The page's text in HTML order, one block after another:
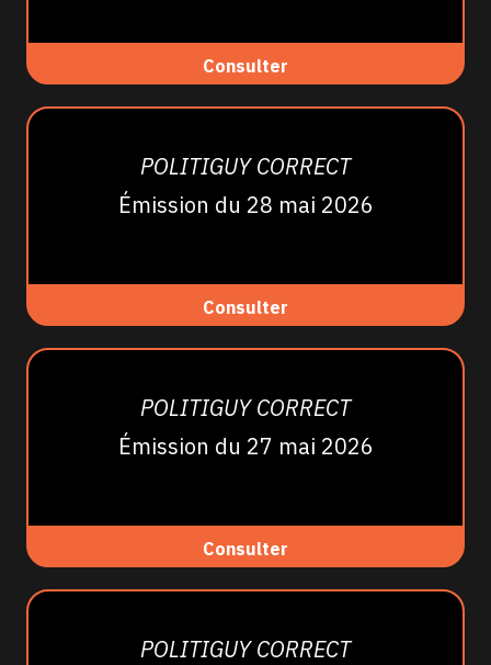
Consulter
POLITIGUY CORRECT
Émission du 28 mai 2026
Consulter
POLITIGUY CORRECT
Émission du 27 mai 2026
Consulter
POLITIGUY CORRECT